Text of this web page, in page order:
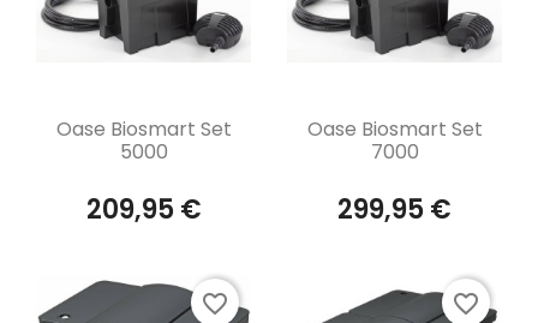
Aperçu rapide
Oase Biosmart Set
5000
209,95 €
Aperçu rapide
Oase Biosmart Set
7000
299,95 €
favorite_border favorite_border